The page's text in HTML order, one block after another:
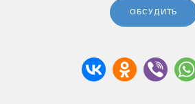
ОБСУДИТЬ